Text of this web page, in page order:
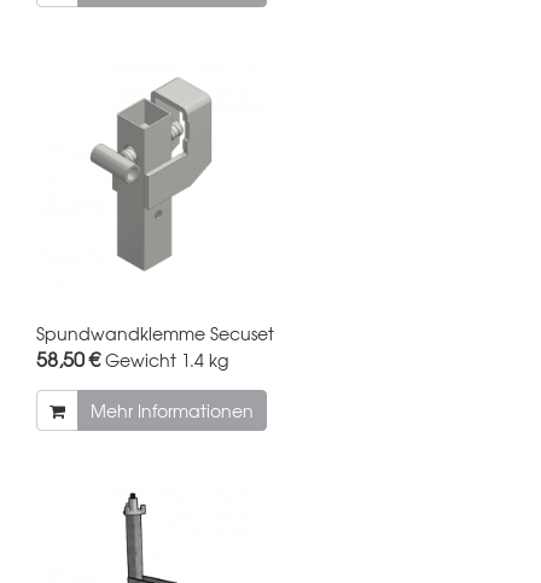
Spundwandklemme Secuset
58,50 €Gewicht 1.4 kg
Mehr Informationen